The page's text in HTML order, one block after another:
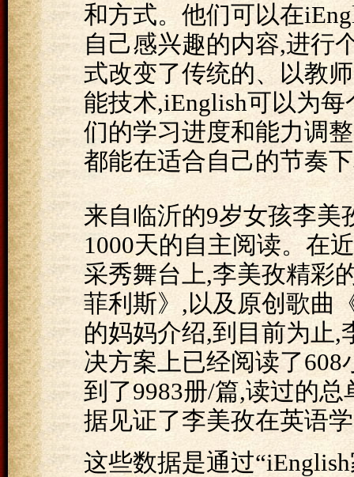
和方式。他们可以在
自己感兴趣的内容,进行
式改变了传统的、以教
能技术,iEnglish可以为
们的学习进度和能力调
都能在适合自己的节奏
来自临沂的9岁女孩李美
1000天的自主阅读。在
采秀舞台上,李美孜精彩
菲利斯》,以及原创歌曲
的妈妈介绍,到目前为止,
决方案上已经阅读了
到了9983册/篇,读过的
据见证了李美孜在英语
这些数据是通过